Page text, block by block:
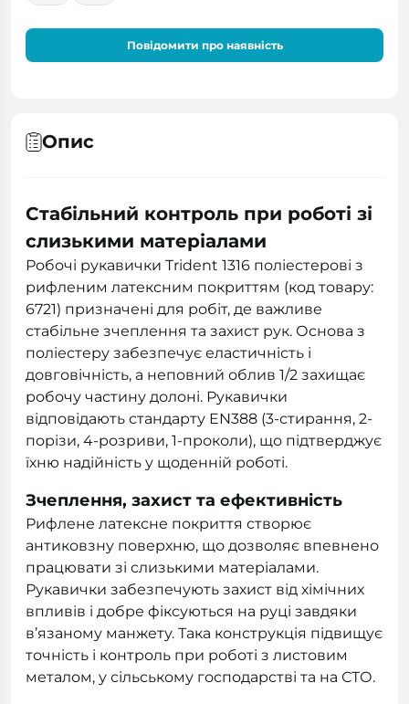
Повідомити про наявність
Опис
Стабільний контроль при роботі зі
слизькими матеріалами
Робочі рукавички Trident 1316 поліестерові з
рифленим латексним покриттям (код товару:
6721) призначені для робіт, де важливе
стабільне зчеплення та захист рук. Основа з
поліестеру забезпечує еластичність і
довговічність, а неповний облив 1/2 захищає
робочу частину долоні. Рукавички
відповідають стандарту EN388 (3-стирання, 2-
порізи, 4-розриви, 1-проколи), що підтверджує
їхню надійність у щоденній роботі.
Зчеплення, захист та ефективність
Рифлене латексне покриття створює
антиковзну поверхню, що дозволяє впевнено
працювати зі слизькими матеріалами.
Рукавички забезпечують захист від хімічних
впливів і добре фіксуються на руці завдяки
в’язаному манжету. Така конструкція підвищує
точність і контроль при роботі з листовим
металом, у сільському господарстві та на СТО.